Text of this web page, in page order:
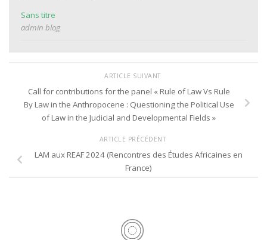
Sans titre
admin blog
ARTICLE SUIVANT
Call for contributions for the panel « Rule of Law Vs Rule
By Law in the Anthropocene : Questioning the Political Use
of Law in the Judicial and Developmental Fields »
ARTICLE PRÉCÉDENT
LAM aux REAF 2024 (Rencontres des Études Africaines en
France)